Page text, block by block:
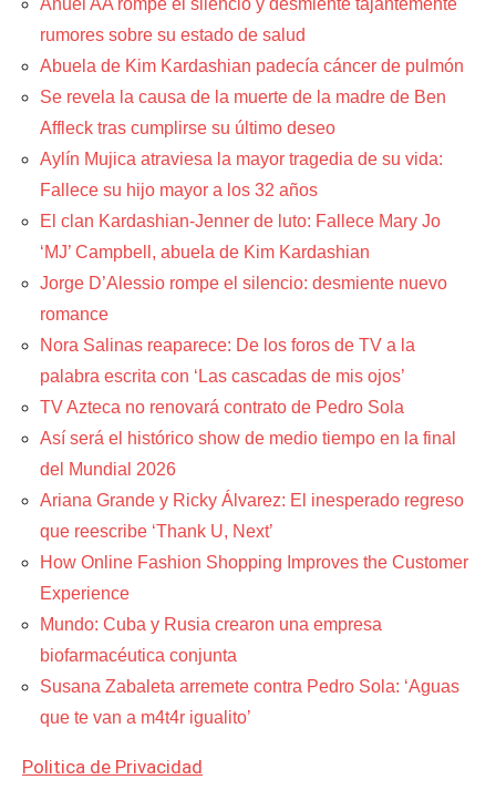
Anuel AA rompe el silencio y desmiente tajantemente
rumores sobre su estado de salud
Abuela de Kim Kardashian padecía cáncer de pulmón
Se revela la causa de la muerte de la madre de Ben
Affleck tras cumplirse su último deseo
Aylín Mujica atraviesa la mayor tragedia de su vida:
Fallece su hijo mayor a los 32 años
El clan Kardashian-Jenner de luto: Fallece Mary Jo
‘MJ’ Campbell, abuela de Kim Kardashian
Jorge D’Alessio rompe el silencio: desmiente nuevo
romance
Nora Salinas reaparece: De los foros de TV a la
palabra escrita con ‘Las cascadas de mis ojos’
TV Azteca no renovará contrato de Pedro Sola
Así será el histórico show de medio tiempo en la final
del Mundial 2026
Ariana Grande y Ricky Álvarez: El inesperado regreso
que reescribe ‘Thank U, Next’
How Online Fashion Shopping Improves the Customer
Experience
Mundo: Cuba y Rusia crearon una empresa
biofarmacéutica conjunta
Susana Zabaleta arremete contra Pedro Sola: ‘Aguas
que te van a m4t4r igualito’
Politica de Privacidad